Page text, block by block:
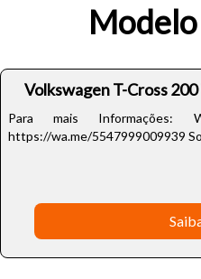
Volkswagen T-Cross 200
Para mais Informações:
https://wa.me/5547999009939